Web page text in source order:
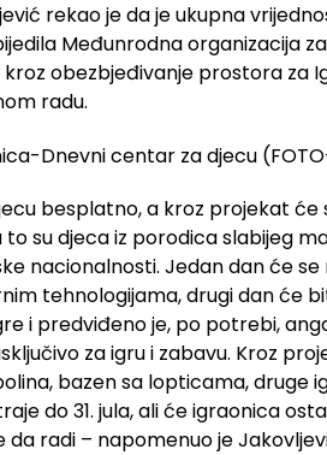
rekao je da je ukupna
Međunrodna organizacija
obezbjeđivanje prostora za
radu.
besplatno, a kroz projekat će
su djeca iz porodica slabijeg
nacionalnosti. Jedan dan će
tehnologijama, drugi dan će
i predviđeno je, po potrebi,
za igru i zabavu. Kroz
bazen sa lopticama, druge
do 31. jula, ali će igraonica
radi – napomenuo je